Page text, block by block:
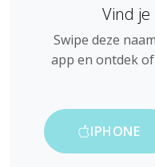
Vind je
Swipe deze
app en ontdek
IPHONE